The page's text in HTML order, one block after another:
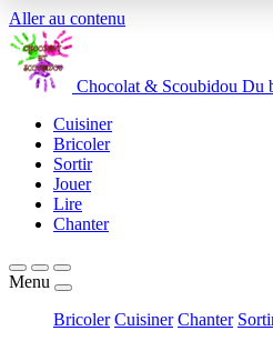
Aller au contenu
Chocolat & Scoubidou Du
Cuisiner
Bricoler
Sortir
Jouer
Lire
Chanter
Menu
Bricoler Cuisiner Chanter